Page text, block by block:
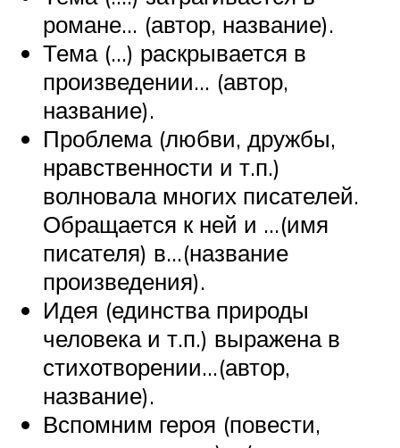
романе… (автор, название).
Тема (…) раскрывается в
произведении… (автор,
название).
Проблема (любви, дружбы,
нравственности и т.п.)
волновала многих писателей.
Обращается к ней и …(имя
писателя) в…(название
произведения).
Идея (единства природы
человека и т.п.) выражена в
стихотворении…(автор,
название).
Вспомним героя (повести,